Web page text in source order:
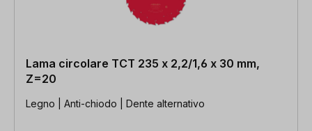
Lama circolare TCT 235 x 2,2/1,6 x 30 mm,
Z=20
Legno | Anti-chiodo | Dente alternativo